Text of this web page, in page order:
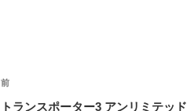
投
稿
前
の
前
トランスポーター3 アンリミテッド